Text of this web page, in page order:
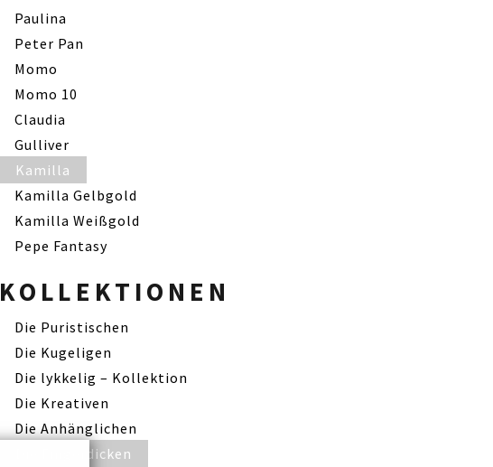
Paulina
Peter Pan
Momo
Momo 10
Claudia
Gulliver
Kamilla
Kamilla Gelbgold
Kamilla Weißgold
Pepe Fantasy
KOLLEKTIONEN
Die Puristischen
Die Kugeligen
Die lykkelig – Kollektion
Die Kreativen
Die Anhänglichen
Die Fingerdicken